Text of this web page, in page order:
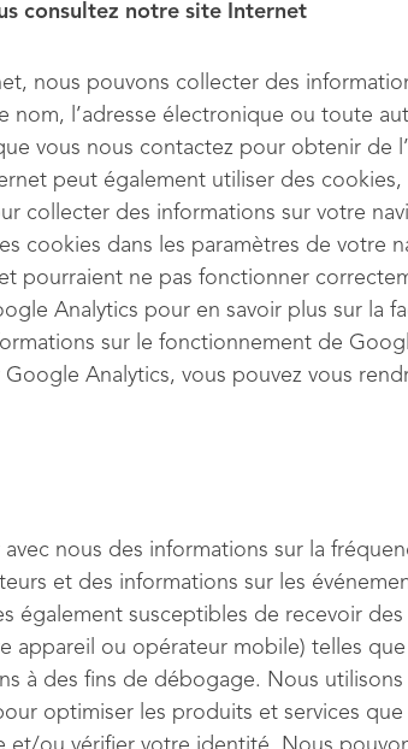
consultez notre site Internet
nous pouvons collecter des
nom, l’adresse électronique ou toute
vous nous contactez pour obtenir de
peut également utiliser des cookies,
collecter des informations sur votre
cookies dans les paramètres de votre
pourraient ne pas fonctionner
Analytics pour en savoir plus sur la
sur le fonctionnement de
Google Analytics, vous pouvez vous
nous des informations sur la
et des informations sur les
également susceptibles de recevoir
appareil ou opérateur mobile) telles
à des fins de débogage. Nous utilisons
optimiser les produits et services que